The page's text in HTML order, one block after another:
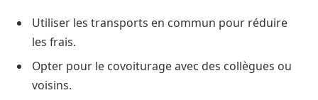
Utiliser les transports en commun pour réduire
les frais.
Opter pour le covoiturage avec des collègues ou
voisins.